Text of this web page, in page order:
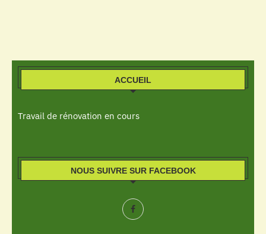
ACCUEIL
Travail de rénovation en cours
NOUS SUIVRE SUR FACEBOOK